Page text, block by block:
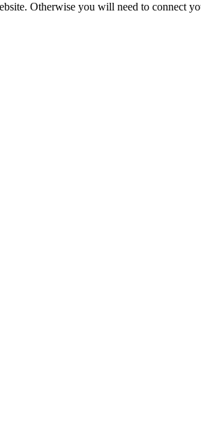
Otherwise you will need to connect